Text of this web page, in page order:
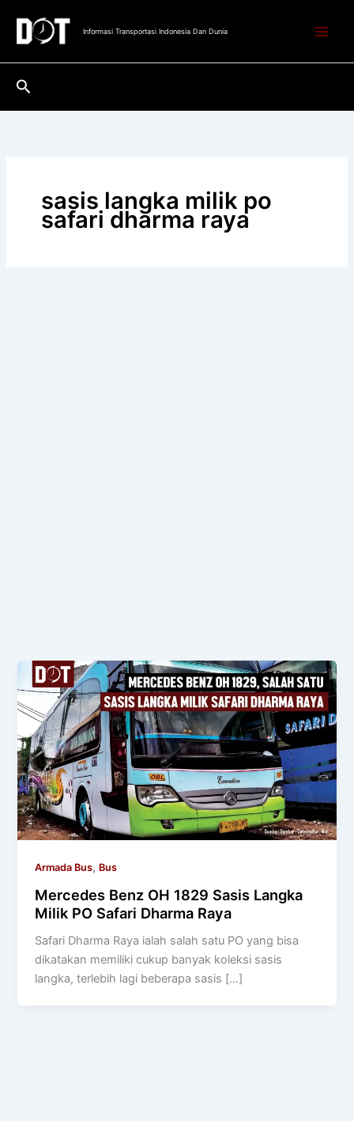
konten
Informasi Transportasi Indonesia Dan Dunia
Cari
sasis langka milik po
safari dharma raya
Armada Bus, Bus
Mercedes Benz OH 1829 Sasis Langka
Milik PO Safari Dharma Raya
Safari Dharma Raya ialah salah satu PO yang bisa
dikatakan memiliki cukup banyak koleksi sasis
langka, terlebih lagi beberapa sasis […]